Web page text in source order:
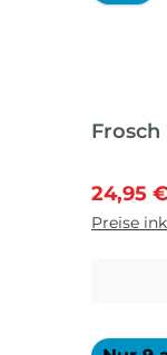
24,95 €
Preise